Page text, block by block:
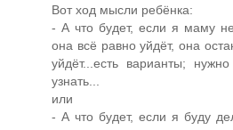
Вот ход мысли ребёнка:
- А что будет, если я маму
она всё равно уйдёт, она
уйдёт...есть варианты;
узнать...
или
- А что будет, если я буду